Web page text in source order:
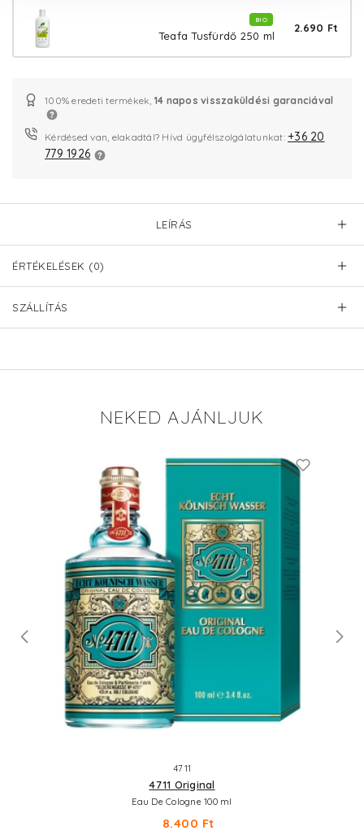
BIO
Teafa Tusfürdő 250 ml
2.690 Ft
100% eredeti termékek, 14 napos visszaküldési garanciával
Kérdésed van, elakadtál? Hívd ügyfélszolgálatunkat: +36 20
779 1926
LEÍRÁS
ÉRTÉKELÉSEK (0)
SZÁLLÍTÁS
NEKED AJÁNLJUK
4711
4711 Original
Eau De Cologne 100 ml
8.400 Ft